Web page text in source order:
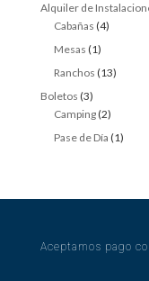
Alquiler de
Cabañas 44
Mesas 11
product
Ranchos 1313
Boletos 33
products
Camping 22
products
Pase de Día 11
Aceptamos pago